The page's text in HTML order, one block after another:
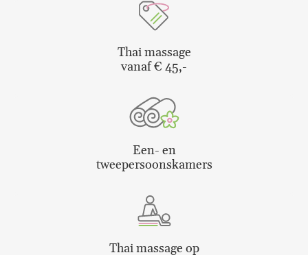
Thai massage
vanaf € 45,-
Een- en
tweepersoonskamers
Thai massage op